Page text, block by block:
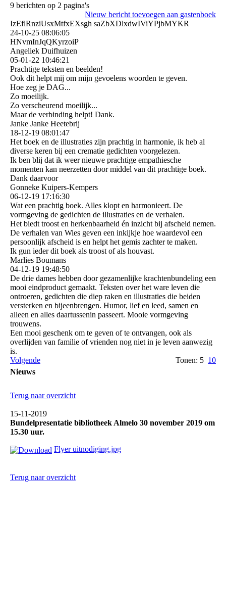
9 berichten op 2 pagina's
Nieuw bericht toevoegen aan gastenboek
IzEflRnziUsxMtfxEXsgh saZbXDlxdwIViYPjbMYKR
24-10-25 08:06:05
HNvmInJqQKyrzoiP
Angeliek Duifhuizen
05-01-22 10:46:21
Prachtige teksten en beelden!
Ook dit helpt mij om mijn gevoelens woorden te geven.
Hoe zeg je DAG...
Zo moeilijk.
Zo verscheurend moeilijk...
Maar de verbinding helpt! Dank.
Janke Janke Heetebrij
18-12-19 08:01:47
Het boek en de illustraties zijn prachtig in harmonie, ik heb al
diverse keren bij een crematie gedichten voorgelezen.
Ik ben blij dat ik weer nieuwe prachtige empathiesche
momenten kan neerzetten door middel van dit prachtige boek.
Dank daarvoor
Gonneke Kuipers-Kempers
06-12-19 17:16:30
Wat een prachtig boek. Alles klopt en harmonieert. De
vormgeving de gedichten de illustraties en de verhalen.
Het biedt troost en herkenbaarheid én inzicht bij afscheid nemen.
De verhalen van Wies geven een inkijkje hoe waardevol een
persoonlijk afscheid is en helpt het gemis zachter te maken.
Ik gun ieder dit boek als troost of als houvast.
Marlies Boumans
04-12-19 19:48:50
De drie dames hebben door gezamenlijke krachtenbundeling een
mooi eindproduct gemaakt. Teksten over het ware leven die
ontroeren, gedichten die diep raken en illustraties die beiden
versterken en bijeenbrengen. Humor, lief en leed, samen en
alleen en alles daartussenin passeert. Mooie vormgeving
trouwens.
Een mooi geschenk om te geven of te ontvangen, ook als
overlijden van familie of vrienden nog niet in je leven aanwezig
is.
Volgende
Tonen: 5 10
Nieuws
Terug naar overzicht
15-11-2019
Bundelpresentatie bibliotheek Almelo 30 november 2019 om
15.30 uur.
Flyer uitnodiging.jpg
Terug naar overzicht